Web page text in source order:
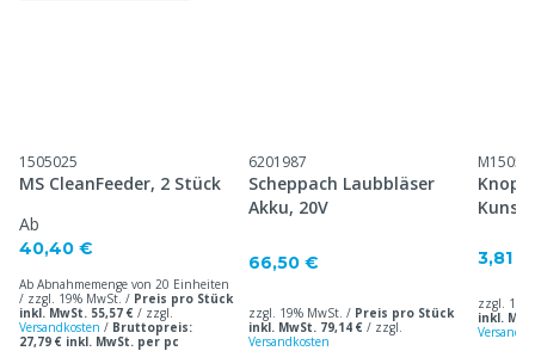
1505025
MS CleanFeeder, 2 Stück
Ab
40,40 €
Ab Abnahmemenge von 20 Einheiten
/ zzgl. 19% MwSt. / Preis pro Stück
inkl. MwSt. 55,57 € / zzgl.
Versandkosten / Bruttopreis:
27,79 € inkl. MwSt. per pc
6201987
Scheppach Laubbläser
Akku, 20V
66,50 €
zzgl. 19% MwSt. / Preis pro Stück
inkl. MwSt. 79,14 € / zzgl.
Versandkosten
Knopf
3,81 €
zzgl.
inkl.